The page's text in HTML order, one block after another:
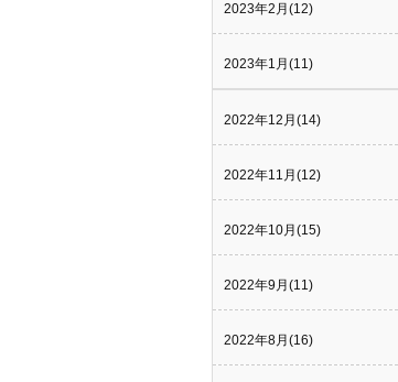
2023年2月(12)
2023年1月(11)
2022年12月(14)
2022年11月(12)
2022年10月(15)
2022年9月(11)
2022年8月(16)